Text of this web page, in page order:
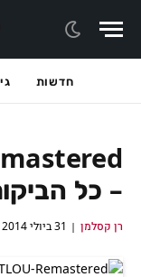
חדשות
– כל
רן קסלמן 31 ביולי 2014